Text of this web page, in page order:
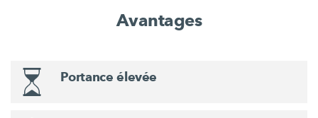
Avantages
Portance élevée